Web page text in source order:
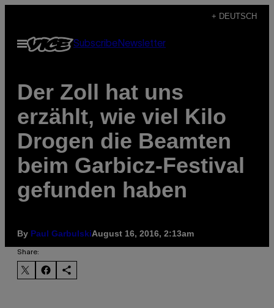
content
+ DEUTSCH
Open
Menu
Subscribe Newsletter
Der Zoll hat uns
erzählt, wie viel Kilo
Drogen die Beamten
beim Garbicz-Festival
gefunden haben
By Paul GarbulskiAugust 16, 2016, 2:13am
Share: